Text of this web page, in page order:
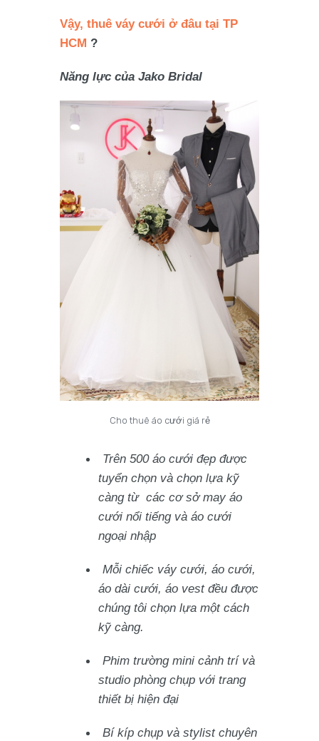
Vậy, thuê váy cưới ở đâu tại TP
HCM ?
Năng lực của Jako Bridal
Cho thuê áo cưới giá rẻ
Trên 500 áo cưới đẹp được
tuyển chọn và chọn lựa kỹ
càng từ các cơ sở may áo
cưới nổi tiếng và áo cưới
ngoại nhập
Mỗi chiếc váy cưới, áo cưới,
áo dài cưới, áo vest đều được
chúng tôi chọn lựa một cách
kỹ càng.
Phim trường mini cảnh trí và
studio phòng chụp với trang
thiết bị hiện đại
Bí kíp chụp và stylist chuyên